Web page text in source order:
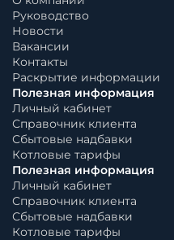
Руководство
Новости
Вакансии
Контакты
Раскрытие информации
Полезная информация
Личный кабинет
Справочник клиента
Сбытовые надбавки
Котловые тарифы
Полезная информация
Личный кабинет
Справочник клиента
Сбытовые надбавки
Котловые тарифы